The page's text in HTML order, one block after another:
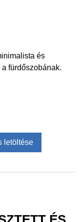
és
fürdőszobának.
letöltése